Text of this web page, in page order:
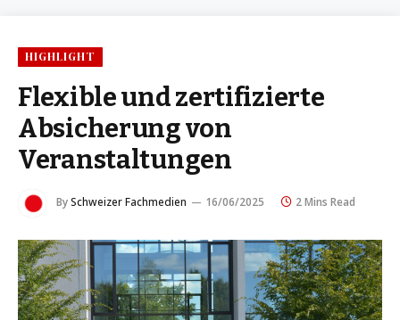
HIGHLIGHT
Flexible und zertifizierte
Absicherung von
Veranstaltungen
BySchweizer Fachmedien 16/06/2025 2 Mins Read